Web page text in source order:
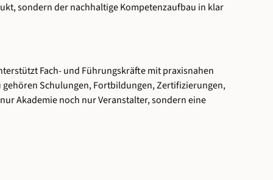
sondern der nachhaltige Kompetenzaufbau in klar
Fach- und Führungskräfte mit praxisnahen
Schulungen, Fortbildungen, Zertifizierungen,
Akademie noch nur Veranstalter, sondern eine